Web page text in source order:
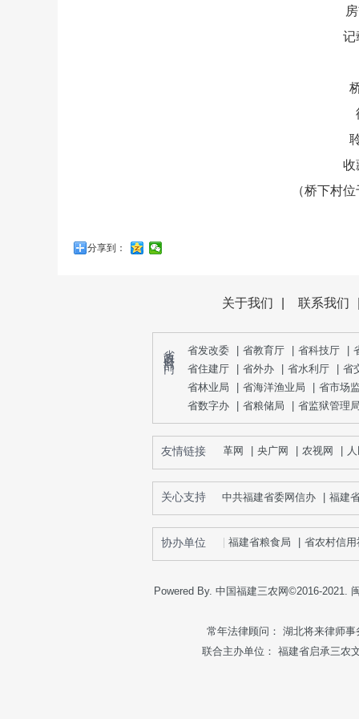
记
收
（桥下村
分享到：
关于我们 联系我们
省 政 府 部 门 省发改委 省教育厅 省科技厅
省住建厅
省外办 省水利厅
省
省林业局
省海洋渔业局
省市场
省数字办
省粮储局 省监狱管理
友情链接中国改革网 央广网 农视网 人
关心支持 中共福建省委网信办 福建
协办单位 福建省粮食局 省农村信用
Powered By. 中国福建三农网©2016-2021.
常年法律顾问： 湖北将来律师
联合主办单位： 福建省启承三农